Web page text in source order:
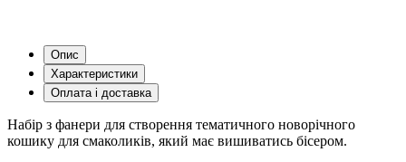
Опис
Характеристики
Оплата і доставка
Набір з фанери для створення тематичного новорічного
кошику для смаколиків, який має вишиватись бісером.